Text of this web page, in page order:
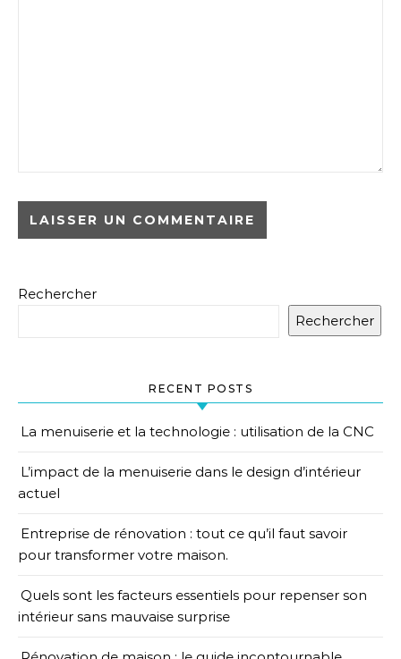
Rechercher
Rechercher
RECENT POSTS
La menuiserie et la technologie : utilisation de la CNC
L’impact de la menuiserie dans le design d’intérieur
actuel
Entreprise de rénovation : tout ce qu’il faut savoir
pour transformer votre maison.
Quels sont les facteurs essentiels pour repenser son
intérieur sans mauvaise surprise